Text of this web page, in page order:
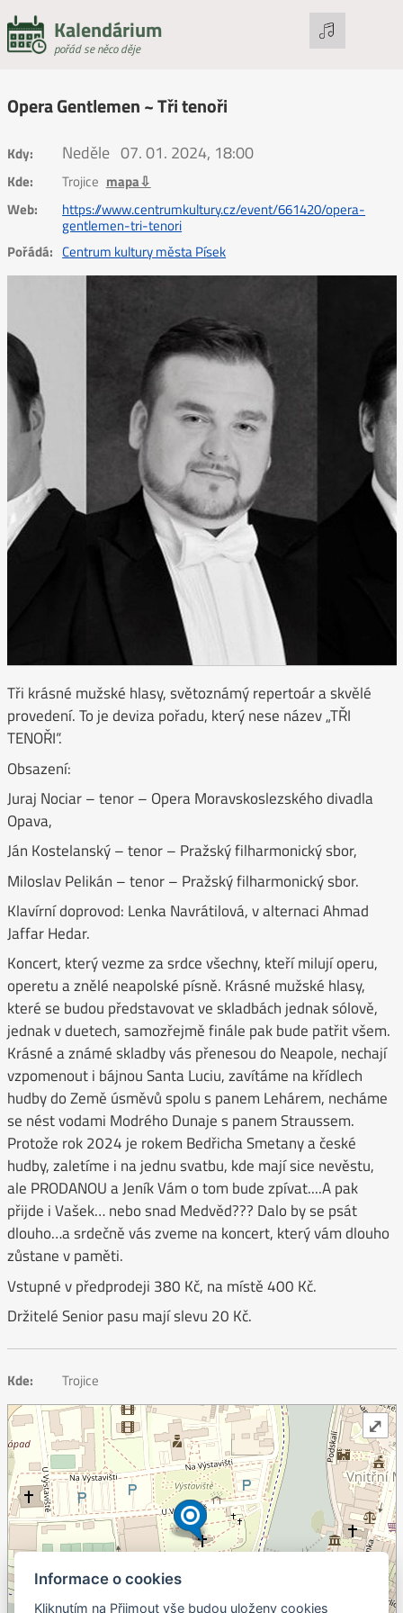
Kalendárium
pořád se něco děje
Opera Gentlemen ~ Tři tenoři
Kdy: Neděle 07. 01. 2024, 18:00
Kde: Trojice mapa⇩
Web:
https://www.centrumkultury.cz/event/661420/opera-
gentlemen-tri-tenori
Pořádá: Centrum kultury města Písek
Tři krásné mužské hlasy, světoznámý repertoár a skvělé
provedení. To je deviza pořadu, který nese název „TŘI
TENOŘI“.
Obsazení:
Juraj Nociar – tenor – Opera Moravskoslezského divadla
Opava,
Ján Kostelanský – tenor – Pražský filharmonický sbor,
Miloslav Pelikán – tenor – Pražský filharmonický sbor.
Klavírní doprovod: Lenka Navrátilová, v alternaci Ahmad
Jaffar Hedar.
Koncert, který vezme za srdce všechny, kteří milují operu,
operetu a znělé neapolské písně. Krásné mužské hlasy,
které se budou představovat ve skladbách jednak sólově,
jednak v duetech, samozřejmě finále pak bude patřit všem.
Krásné a známé skladby vás přenesou do Neapole, nechají
vzpomenout i bájnou Santa Luciu, zavítáme na křídlech
hudby do Země úsměvů spolu s panem Lehárem, necháme
se nést vodami Modrého Dunaje s panem Straussem.
Protože rok 2024 je rokem Bedřicha Smetany a české
hudby, zaletíme i na jednu svatbu, kde mají sice nevěstu,
ale PRODANOU a Jeník Vám o tom bude zpívat....A pak
přijde i Vašek… nebo snad Medvěd??? Dalo by se psát
dlouho…a srdečně vás zveme na koncert, který vám dlouho
zůstane v paměti.
Vstupné v předprodeji 380 Kč, na místě 400 Kč.
Držitelé Senior pasu mají slevu 20 Kč.
Kde: Trojice
⤢
Informace o cookies
Kliknutím na Přijmout vše budou uloženy cookies